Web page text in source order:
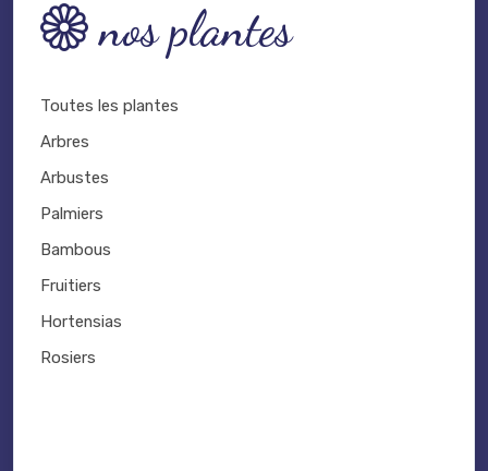
nos plantes
Toutes les plantes
Arbres
Arbustes
Palmiers
Bambous
Fruitiers
Hortensias
Rosiers